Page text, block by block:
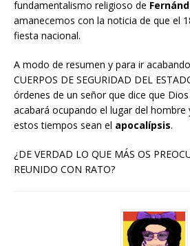
fundamentalismo religioso de
amanecemos con la noticia de que el
fiesta nacional.
A modo de resumen y para ir
CUERPOS DE SEGURIDAD DEL
órdenes de un señor que dice que
acabará ocupando el lugar del
estos tiempos sean el apocalípsis.
¿DE VERDAD LO QUE MÁS OS
REUNIDO CON RATO?